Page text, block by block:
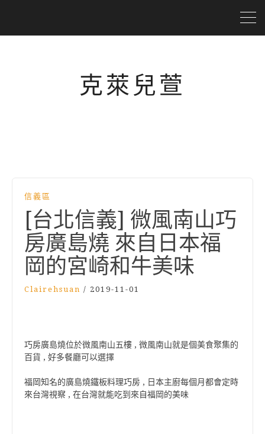
克萊兒萱
信義區
[台北信義] 微風南山巧
房廣島燒 來自日本福
岡的宮崎和牛美味
Clairehsuan / 2019-11-01
巧房廣島燒位於微風南山五樓 , 微風南山就是個美食聚集的
百貨 , 好多餐廳可以選擇
福岡知名的廣島燒鐵板料理巧房 , 日本主廚每個月都會定時
來台灣視察 , 在台灣就能吃到來自福岡的美味